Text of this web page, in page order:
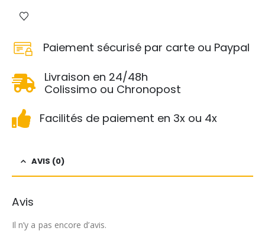
Paiement sécurisé par carte ou Paypal
Livraison en 24/48h
Colissimo ou Chronopost
Facilités de paiement en 3x ou 4x
AVIS (0)
Avis
Il n’y a pas encore d’avis.